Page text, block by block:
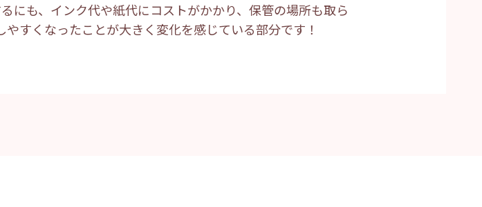
にも、インク代や紙代にコストがかかり、保管の場所も取ら
すくなったことが大きく変化を感じている部分です！